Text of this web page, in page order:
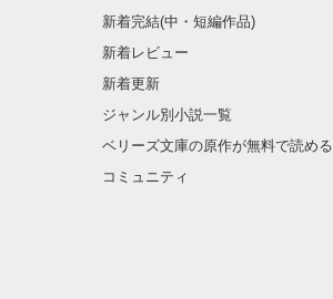
新着完結(中・短編作品)
新着レビュー
新着更新
ジャンル別小説一覧
ベリーズ文庫の原作が無料で読める
コミュニティ